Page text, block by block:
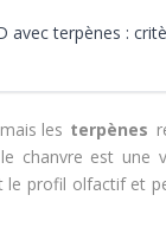
avec terpènes :
les terpènes
chanvre est une
profil olfactif et